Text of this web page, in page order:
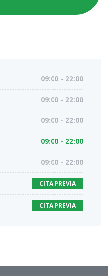
09:00 - 22:00
09:00 - 22:00
09:00 - 22:00
09:00 - 22:00
09:00 - 22:00
CITA PREVIA
CITA PREVIA